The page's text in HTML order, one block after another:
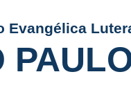
Evangélica